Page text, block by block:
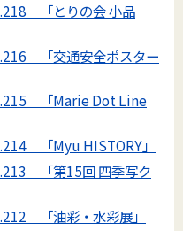
「とりの会 小品
「交通安全ポスター
「Marie Dot Line
「Myu HISTORY」
「第15回 四季写ク
「油彩・水彩展」